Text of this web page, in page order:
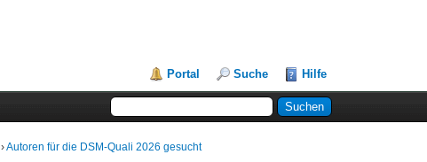
Portal Suche Hilfe
›Autoren für die DSM-Quali 2026 gesucht